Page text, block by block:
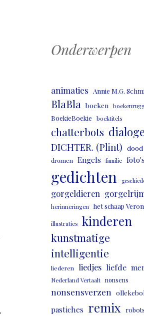
Onderwerpen
animaties Annie M.G.
BlaBla boeken
BoekieBoekie boektitels
chatterbots
DICHTER. (Plint) dood
dromen Engels familie foto's
gedichten
gorgeldieren
herinneringen het schaap
illustraties kinderen
kunstmatige
intelligentie
liederen liedjes liefde
Nederland Vertaalt nonsens
nonsensverzen
pastiches remix
robots